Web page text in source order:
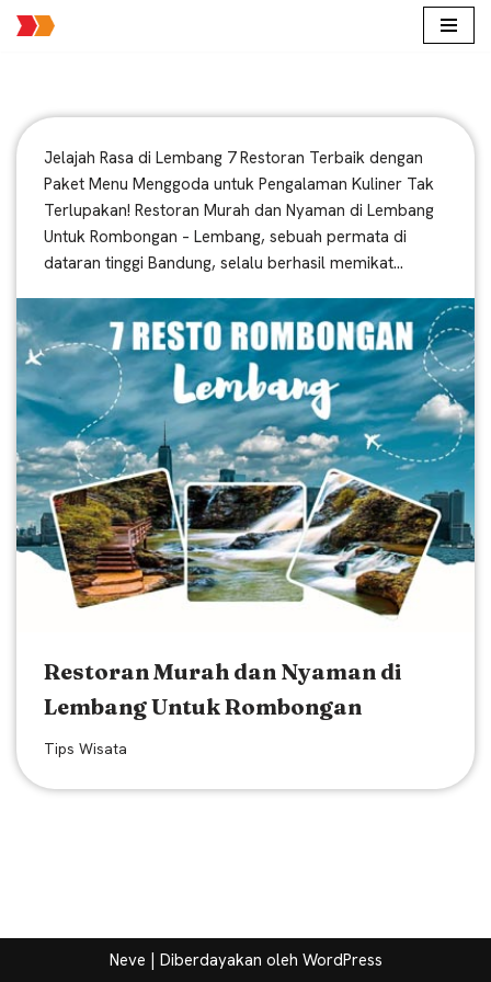
konten
Jelajah Rasa di Lembang 7 Restoran Terbaik dengan
Paket Menu Menggoda untuk Pengalaman Kuliner Tak
Terlupakan! Restoran Murah dan Nyaman di Lembang
Untuk Rombongan – Lembang, sebuah permata di
dataran tinggi Bandung, selalu berhasil memikat…
Restoran Murah dan Nyaman di
Lembang Untuk Rombongan
Tips Wisata
Neve | Diberdayakan oleh WordPress